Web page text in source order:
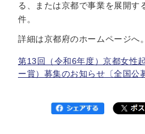
る、または京都で事業を展開す
件。
詳細は京都府のホームページへ。
第13回（令和6年度）京都女性
ー賞）募集のお知らせ〔全国公